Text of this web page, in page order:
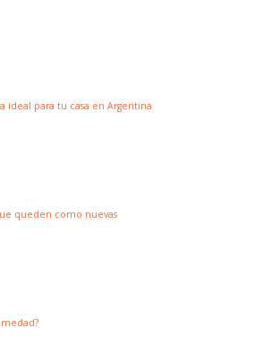
ideal para tu casa en Argentina
queden como nuevas